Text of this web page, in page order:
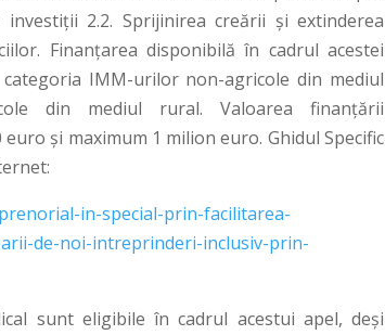
2.2. Sprijinirea creării și extinderea
Finanțarea disponibilă în cadrul acestei
IMM-urilor non-agricole din mediul
din mediul rural. Valoarea finanțării
și maximum 1 milion euro. Ghidul Specific
in-special-prin-facilitarea-
de-noi-intreprinderi-inclusiv-prin-
sunt eligibile în cadrul acestui apel, deși